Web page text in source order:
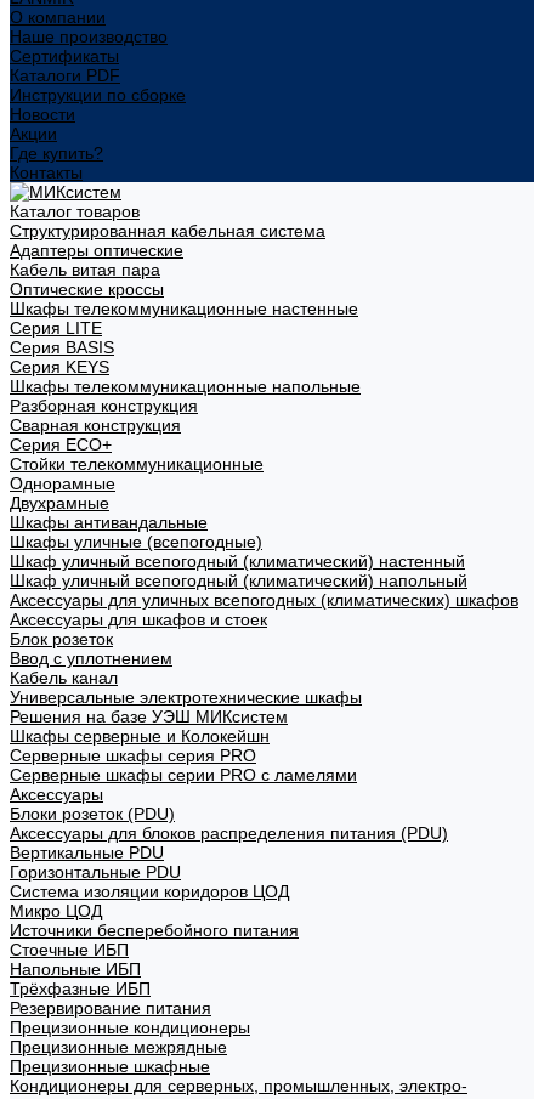
О компании
Наше производство
Сертификаты
Каталоги PDF
Инструкции по сборке
Новости
Акции
Где купить?
Контакты
Каталог товаров
Структурированная кабельная система
Адаптеры оптические
Кабель витая пара
Оптические кроссы
Шкафы телекоммуникационные настенные
Cерия LITE
Cерия BASIS
Cерия KEYS
Шкафы телекоммуникационные напольные
Разборная конструкция
Сварная конструкция
Серия ECO+
Стойки телекоммуникационные
Однорамные
Двухрамные
Шкафы антивандальные
Шкафы уличные (всепогодные)
Шкаф уличный всепогодный (климатический) настенный
Шкаф уличный всепогодный (климатический) напольный
Аксессуары для уличных всепогодных (климатических) шкафов
Аксессуары для шкафов и стоек
Блок розеток
Ввод с уплотнением
Кабель канал
Универсальные электротехнические шкафы
Решения на базе УЭШ МИКсистем
Шкафы серверные и Колокейшн
Серверные шкафы серия PRO
Серверные шкафы серии PRO с ламелями
Аксессуары
Блоки розеток (PDU)
Аксессуары для блоков распределения питания (PDU)
Вертикальные PDU
Горизонтальные PDU
Система изоляции коридоров ЦОД
Микро ЦОД
Источники бесперебойного питания
Стоечные ИБП
Напольные ИБП
Трёхфазные ИБП
Резервирование питания
Прецизионные кондиционеры
Прецизионные межрядные
Прецизионные шкафные
Кондиционеры для серверных, промышленных, электро-